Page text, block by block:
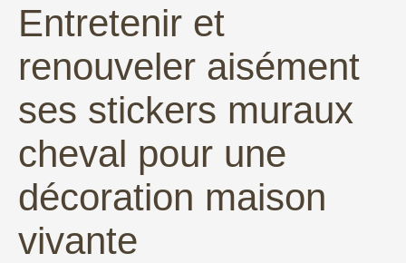
Entretenir et
renouveler aisément
ses stickers muraux
cheval pour une
décoration maison
vivante